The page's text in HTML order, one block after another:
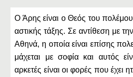
Ο Άρης είναι ο Θεός του
αστικής τάξης. Σε αντίθεση με
Αθηνά, η οποία είναι επίσης
μάχεται με σοφία και αυτός
αρκετές είναι οι φορές που έχει